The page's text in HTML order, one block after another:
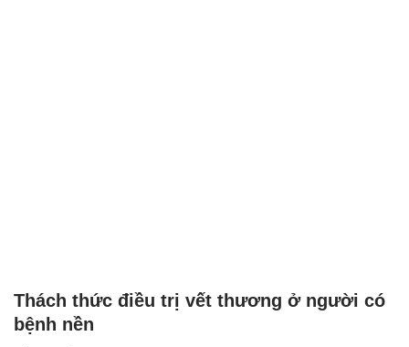
Thách thức điều trị vết thương ở người có
bệnh nền